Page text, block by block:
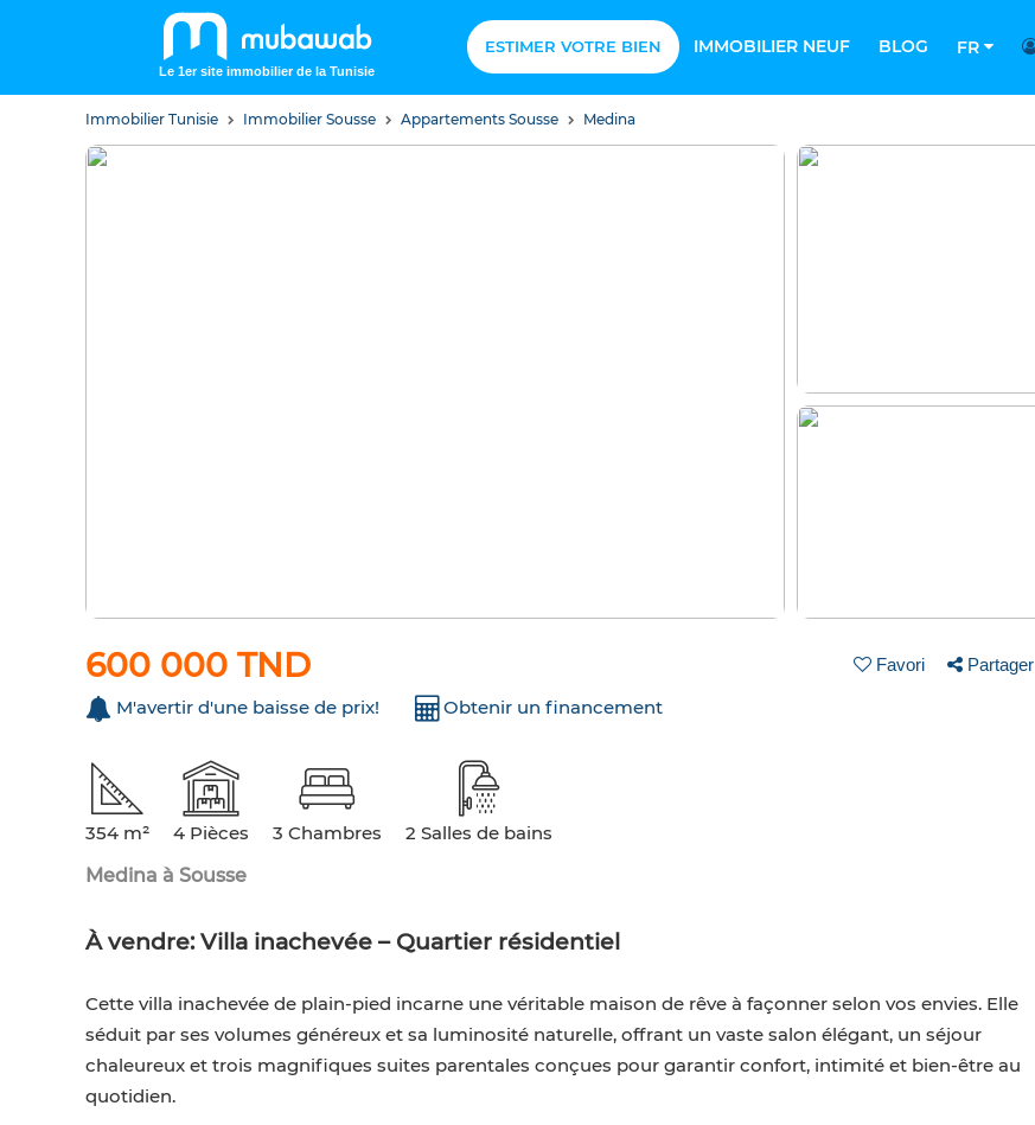
Le 1er site immobilier de la Tunisie
ESTIMER VOTRE BIEN IMMOBILIER NEUF BLOG FR
Immobilier Tunisie Immobilier Sousse Appartements Sousse Medina
600 000 TND Favori Partager
M'avertir d'une baisse de prix! Obtenir un financement
354 m² 4 Pièces 3 Chambres
2 Salles de bains
Medina à Sousse
À vendre: Villa inachevée – Quartier résidentiel
Cette villa inachevée de plain-pied incarne une véritable maison de rêve à façonner selon vos envies. Elle
séduit par ses volumes généreux et sa luminosité naturelle, offrant un vaste salon élégant, un séjour
chaleureux et trois magnifiques suites parentales conçues pour garantir confort, intimité et bien-être au
quotidien.